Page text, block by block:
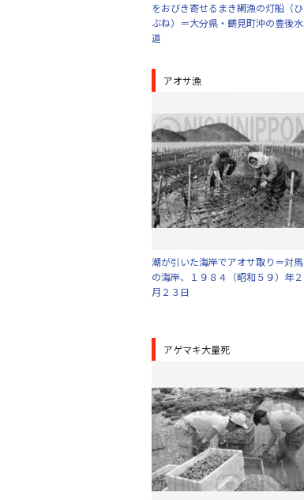
をおびき寄せるまき網漁の灯船（ひ
ぶね）＝大分県・鶴見町沖の豊後水
道
アオサ漁
潮が引いた海岸でアオサ取り＝対馬
の海岸、１９８４（昭和５９）年２
月２３日
アゲマキ大量死